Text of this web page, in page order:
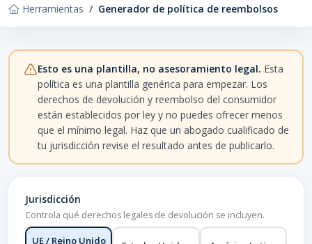
Herramientas Generador de política de reembolsos
Esto es una plantilla, no asesoramiento legal. Esta
política es una plantilla genérica para empezar. Los
derechos de devolución y reembolso del consumidor
están establecidos por ley y no puedes ofrecer menos
que el mínimo legal. Haz que un abogado cualificado de
tu jurisdicción revise el resultado antes de publicarlo.
Jurisdicción
Controla qué derechos legales de devolución se incluyen.
UE / Reino Unido